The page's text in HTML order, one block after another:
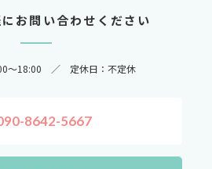
お問い合わせください
～18:00 ／ 定休日：不定休
8642-5667